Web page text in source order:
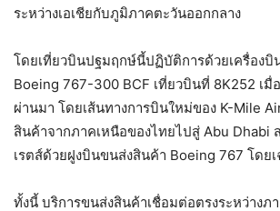
ระหว่างเอเชียกับภูมิภาคตะวันออกกลาง
โดยเที่ยวบินปฐมฤกษ์นี้ปฏิบัติการด้วยเครื่อง
Boeing 767-300 BCF เที่ยวบินที่ 8K252 เ
ผ่านมา โดยเส้นทางการบินใหม่ของ K-Mile
สินค้าจากภาคเหนือของไทยไปสู่ Abu Dhabi
เรตส์ด้วยฝูงบินขนส่งสินค้า Boeing 767 โดยเ
ทั้งนี้ บริการขนส่งสินค้าเชื่อมต่อตรงระหว่างภ